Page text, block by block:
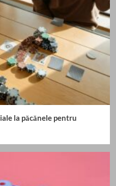
la păcănele pentru